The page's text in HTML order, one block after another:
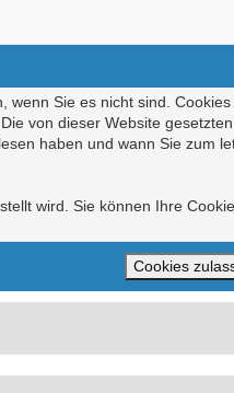
Sie es nicht sind.
von dieser Website
haben und wann Sie zum
wird. Sie können Ihre